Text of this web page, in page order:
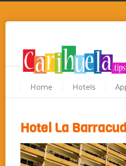
Home Hotels
Hotel La